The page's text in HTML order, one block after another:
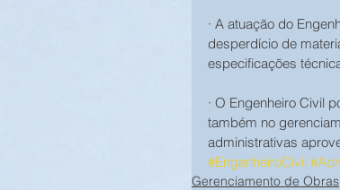
· A atuação do
desperdício de
especificações
· O Engenheiro Civil
também no
administrativas
#EngenheiroCivil
Gerenciamento de Obras